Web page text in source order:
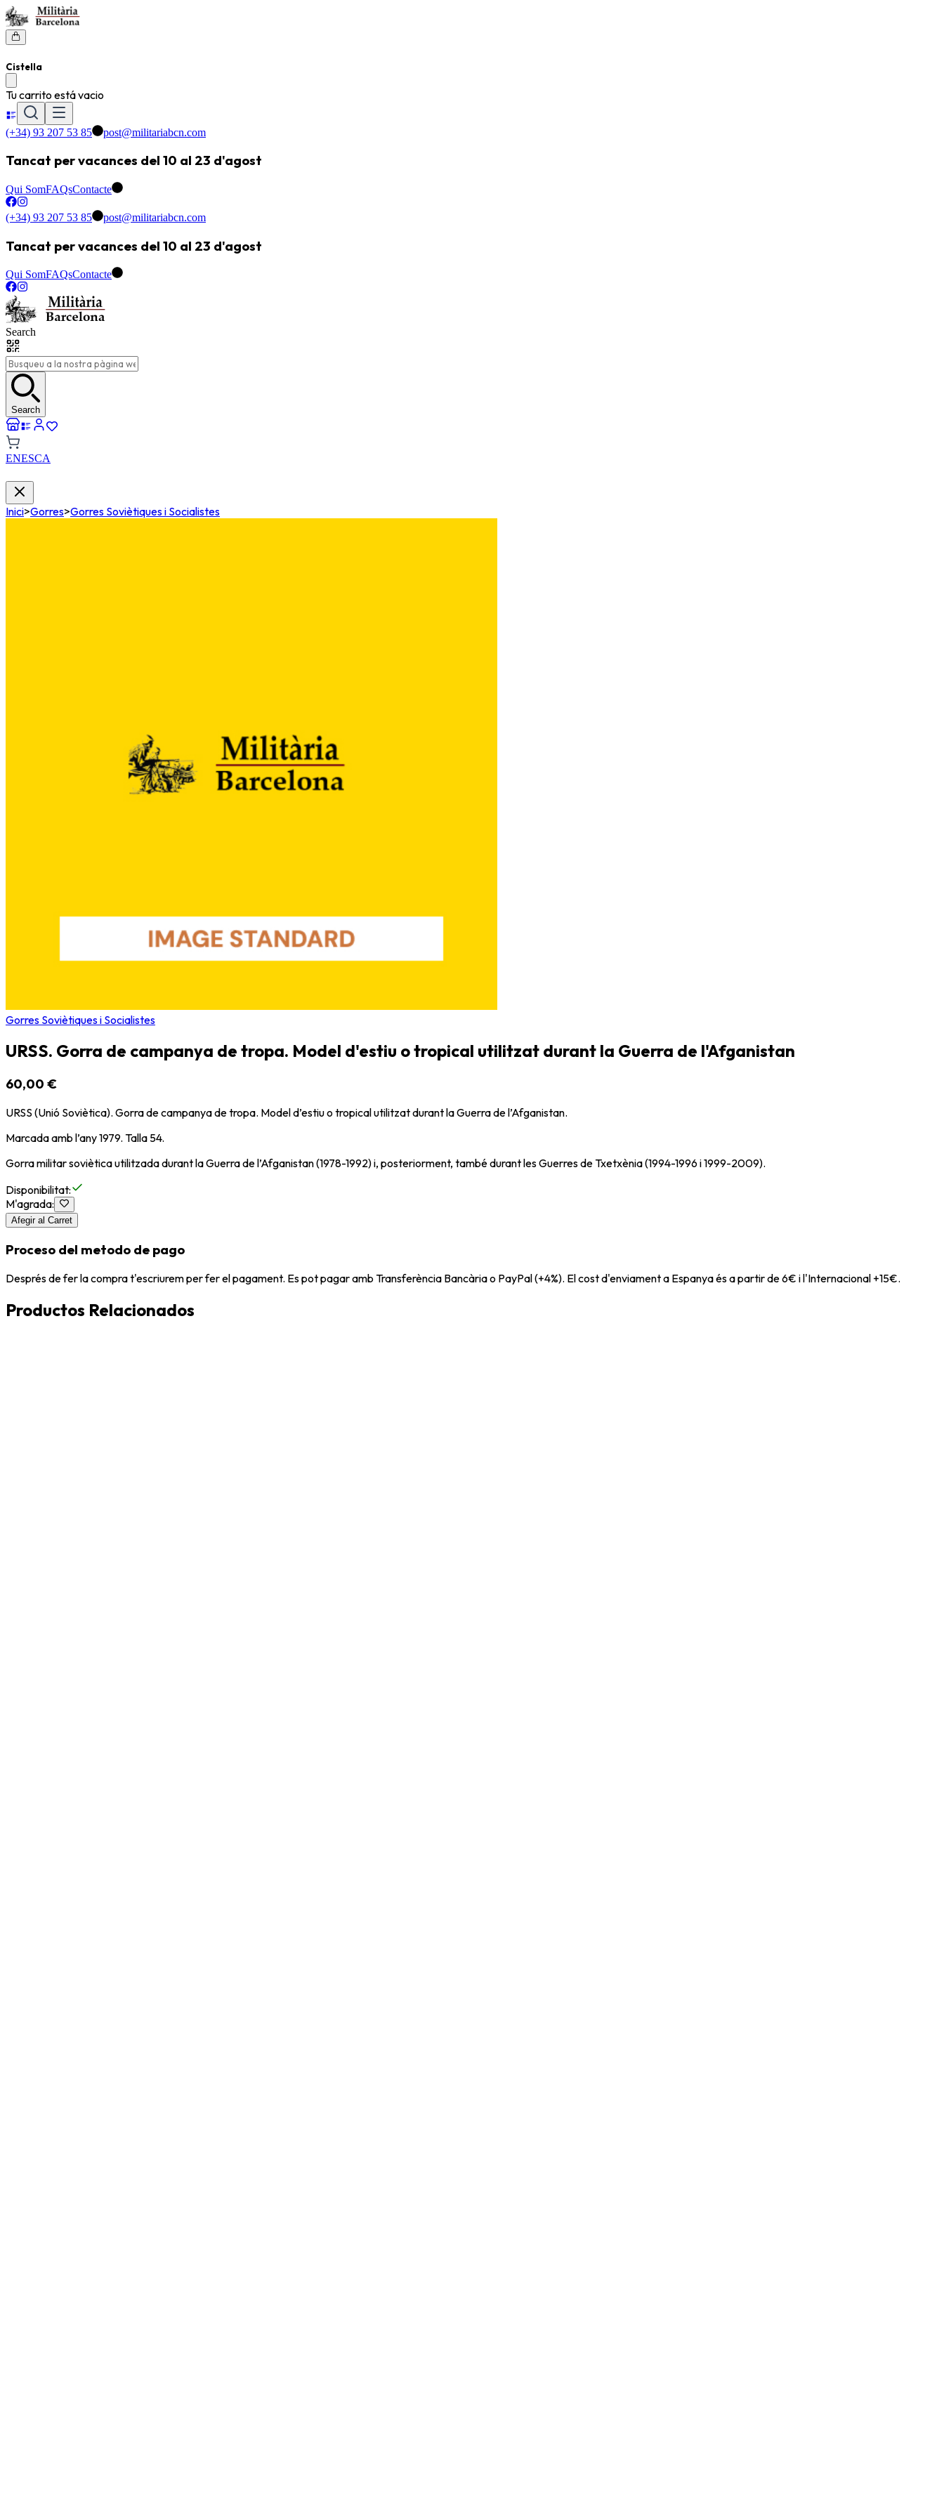
Cistella
Tu carrito está vacio
(+34) 93 207 53 85 post@militariabcn.com
Tancat per vacances del 10 al 23 d'agost
Qui SomFAQsContacte
(+34) 93 207 53 85 post@militariabcn.com
Tancat per vacances del 10 al 23 d'agost
Qui SomFAQsContacte
Search
Search
ENESCA
Inici>Gorres>Gorres Soviètiques i Socialistes
Gorres Soviètiques i Socialistes
URSS. Gorra de campanya de tropa. Model d'estiu o tropical utilitzat durant la Guerra de l'Afganistan
60,00 €
URSS (Unió Soviètica). Gorra de campanya de tropa. Model d’estiu o tropical utilitzat durant la Guerra de l’Afganistan.
Marcada amb l’any 1979. Talla 54.
Gorra militar soviètica utilitzada durant la Guerra de l’Afganistan (1978-1992) i, posteriorment, també durant les Guerres de Txetxènia (1994-1996 i 1999-2009).
Disponibilitat:
M'agrada:
Afegir al Carret
Proceso del metodo de pago
Després de fer la compra t'escriurem per fer el pagament. Es pot pagar amb Transferència Bancària o PayPal (+4%). El cost d'enviament a Espanya és a partir de 6€ i l'Internacional +15€.
Productos Relacionados